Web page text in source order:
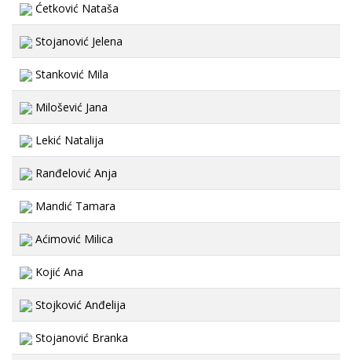
Ćetković Nataša
Stojanović Jelena
Stanković Mila
Milošević Jana
Lekić Natalija
Ranđelović Anja
Mandić Tamara
Aćimović Milica
Kojić Ana
Stojković Anđelija
Stojanović Branka